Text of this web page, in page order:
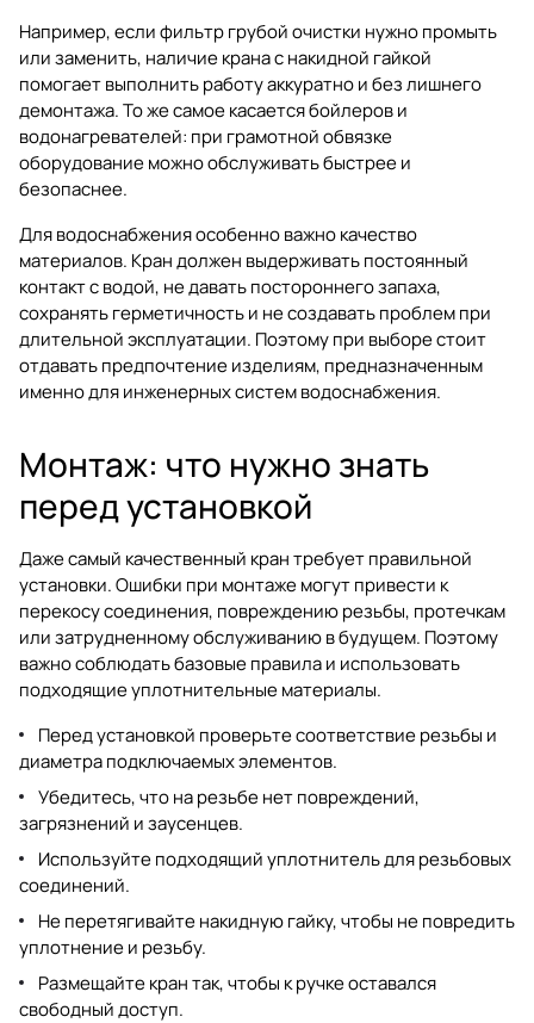
Например, если фильтр грубой очистки нужно промыть
или заменить, наличие крана с накидной гайкой
помогает выполнить работу аккуратно и без лишнего
демонтажа. То же самое касается бойлеров и
водонагревателей: при грамотной обвязке
оборудование можно обслуживать быстрее и
безопаснее.
Для водоснабжения особенно важно качество
материалов. Кран должен выдерживать постоянный
контакт с водой, не давать постороннего запаха,
сохранять герметичность и не создавать проблем при
длительной эксплуатации. Поэтому при выборе стоит
отдавать предпочтение изделиям, предназначенным
именно для инженерных систем водоснабжения.
Монтаж: что нужно знать
перед установкой
Даже самый качественный кран требует правильной
установки. Ошибки при монтаже могут привести к
перекосу соединения, повреждению резьбы, протечкам
или затрудненному обслуживанию в будущем. Поэтому
важно соблюдать базовые правила и использовать
подходящие уплотнительные материалы.
Перед установкой проверьте соответствие резьбы и
диаметра подключаемых элементов.
Убедитесь, что на резьбе нет повреждений,
загрязнений и заусенцев.
Используйте подходящий уплотнитель для резьбовых
соединений.
Не перетягивайте накидную гайку, чтобы не повредить
уплотнение и резьбу.
Размещайте кран так, чтобы к ручке оставался
свободный доступ.